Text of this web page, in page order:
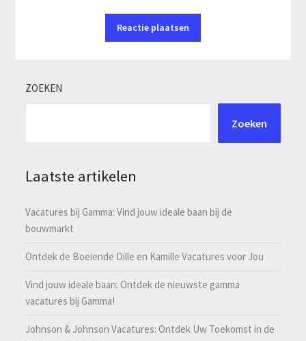
ZOEKEN
Zoeken
Laatste artikelen
Vacatures bij Gamma: Vind jouw ideale baan bij de
bouwmarkt
Ontdek de Boeiende Dille en Kamille Vacatures voor Jou
Vind jouw ideale baan: Ontdek de nieuwste gamma
vacatures bij Gamma!
Johnson & Johnson Vacatures: Ontdek Uw Toekomst in de